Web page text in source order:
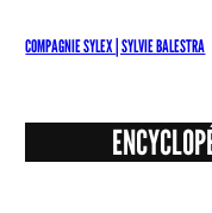
auCOMPAGNIE SYLEX | SYLVIE BALESTRA